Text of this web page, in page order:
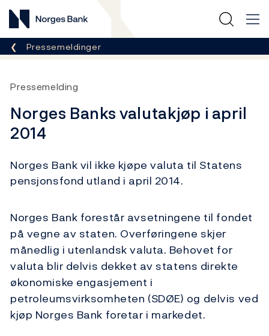
Norges Bank
Her er du nå:
Pressemeldinger
Pressemelding
Norges Banks valutakjøp i april
2014
Norges Bank vil ikke kjøpe valuta til Statens
pensjonsfond utland i april 2014.
Norges Bank forestår avsetningene til fondet
på vegne av staten. Overføringene skjer
månedlig i utenlandsk valuta. Behovet for
valuta blir delvis dekket av statens direkte
økonomiske engasjement i
petroleumsvirksomheten (SDØE) og delvis ved
kjøp Norges Bank foretar i markedet.